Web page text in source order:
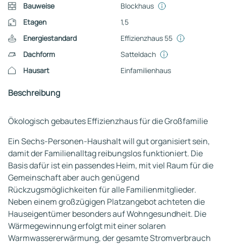
Bauweise
Blockhaus
Etagen
1,5
Energiestandard
Effizienzhaus 55
Dachform
Satteldach
Hausart
Einfamilienhaus
Beschreibung
Ökologisch gebautes Effizienzhaus für die Großfamilie
Ein Sechs-Personen-Haushalt will gut organisiert sein,
damit der Familienalltag reibungslos funktioniert. Die
Basis dafür ist ein passendes Heim, mit viel Raum für die
Gemeinschaft aber auch genügend
Rückzugsmöglichkeiten für alle Familienmitglieder.
Neben einem großzügigen Platzangebot achteten die
Hauseigentümer besonders auf Wohngesundheit. Die
Wärmegewinnung erfolgt mit einer solaren
Warmwassererwärmung, der gesamte Stromverbrauch